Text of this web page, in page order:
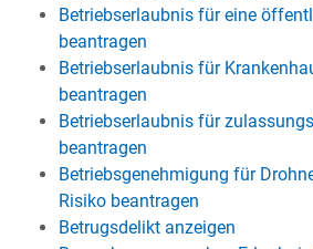
Betriebserlaubnis für eine
beantragen
Betriebserlaubnis für
beantragen
Betriebserlaubnis für
beantragen
Betriebsgenehmigung für
Risiko beantragen
Betrugsdelikt anzeigen